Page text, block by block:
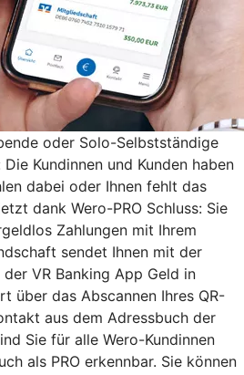
oder Solo-Selbstständige
Kundinnen und Kunden haben
dabei oder Ihnen fehlt das
dank Wero-PRO Schluss: Sie
Zahlungen mit Ihrem
sendet Ihnen mit der
VR Banking App Geld in
über das Abscannen Ihres QR-
aus dem Adressbuch der
Sie für alle Wero-Kundinnen
als PRO erkennbar. Sie können